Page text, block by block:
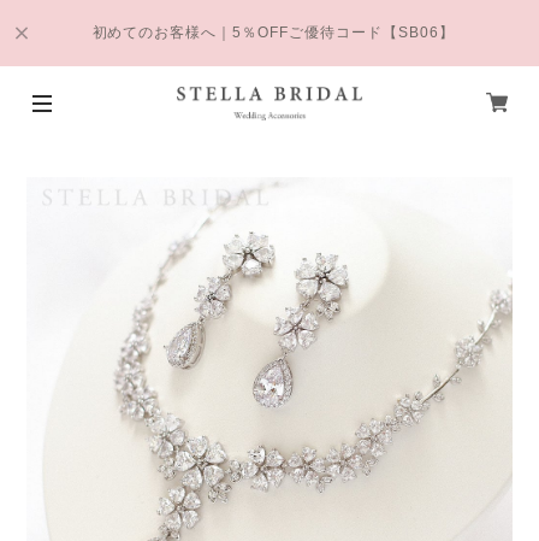
初めてのお客様へ｜5％OFFご優待コード【SB06】